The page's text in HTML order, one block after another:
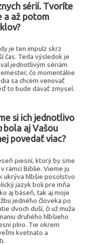
sérií. Tvoríte
a až potom
je ten impulz skrz
čas. Teda výsledok je
jednotlivým sériám
čo momentálne
sa chcem venovať
to bude dávať zmysel.
si ich jednotlivo
bola aj Vašou
povedať viac?
piesní, ktorý by sme
rámci Biblie. Vieme ju
ukrýva hlbšie posolstvo
jazyk boli pre mňa
aj báseň, tak aj moje
jedného človeka po
dvoch duší, či už muža
druhého hlbšieho
plno. Tie okrem
kvetnato a